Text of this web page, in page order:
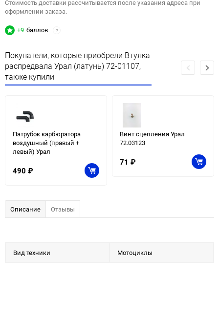
Стоимость доставки рассчитывается после указания адреса при
оформлении заказа.
+9 баллов ?
Покупатели, которые приобрели Втулка
распредвала Урал (латунь) 72-01107,
также купили
Патрубок карбюратора
воздушный (правый +
левый) Урал
490 ₽
Винт сцепления Урал
72.03123
71 ₽
Описание Отзывы
Вид техники Мотоциклы